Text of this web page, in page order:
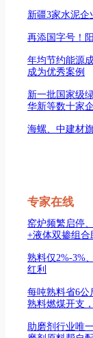
新疆3家水泥
再添国字号！
年均节约能源
成为优秀案例
新一批国家级
华新等数十家
海螺、中建材
专家在线
窑炉频繁启停
+液体双掺组
熟料仅2%-3%
红利
每吨熟料省6
熟料燃煤开支
助磨剂行业唯